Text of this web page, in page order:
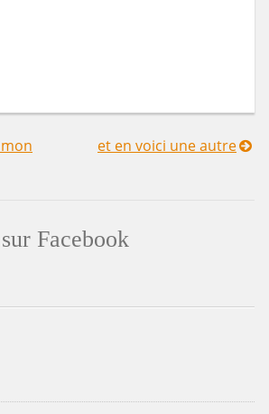
et en voici une autre
Facebook